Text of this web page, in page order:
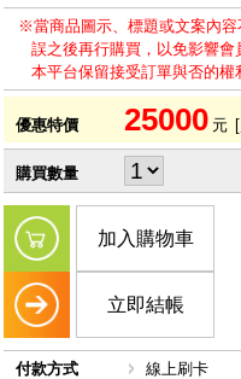
※當商品圖示、標題或文案內
誤之後再行購買，以免影響會
本平台保留接受訂單與否的權
優惠特價 25000 元 [
購買數量
加入購物車
立即結帳
付款方式
線上刷卡